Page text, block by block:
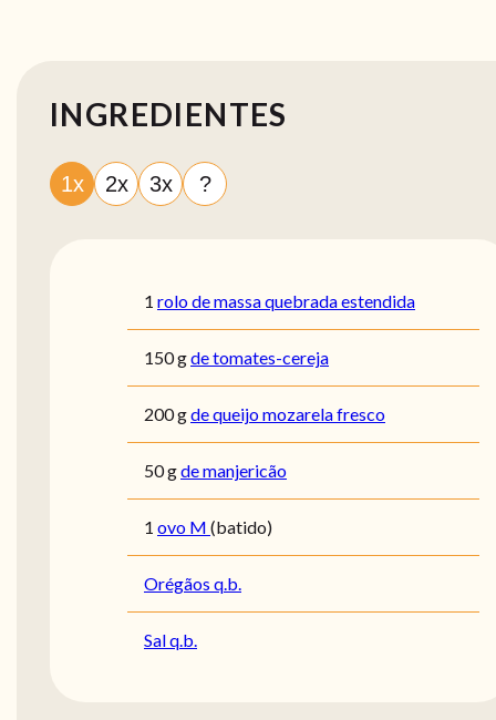
INGREDIENTES
1x 2x 3x ?
1 rolo de massa quebrada estendida
150gde tomates-cereja
200gde queijo mozarela fresco
50gde manjericão
1 ovo M (batido)
Orégãos q.b.
Sal q.b.